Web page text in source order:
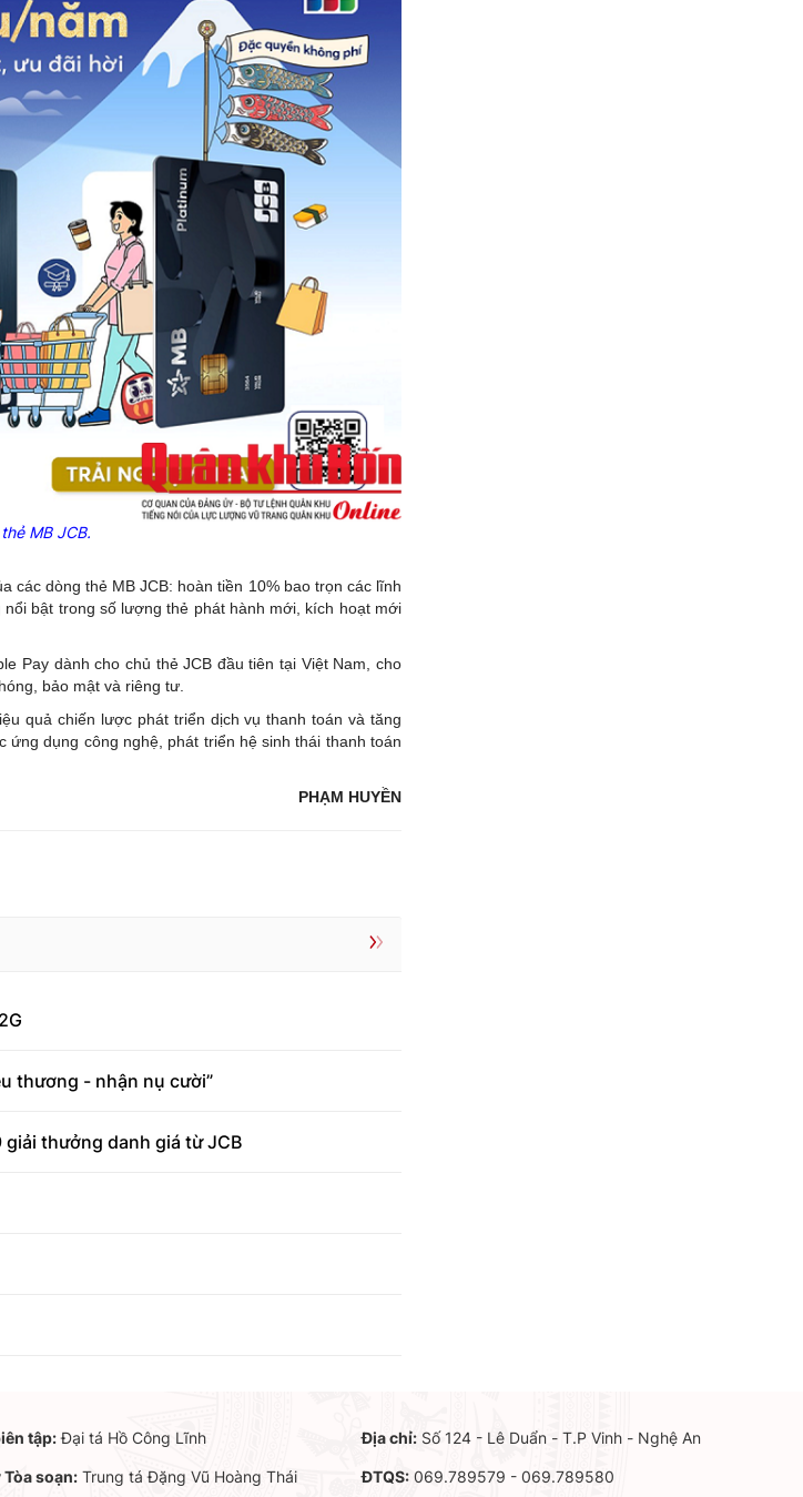
MB JCB.
các dòng thẻ MB JCB: hoàn tiền 10% bao trọn các lĩnh
bật trong số lượng thẻ phát hành mới, kích hoạt mới
Pay dành cho chủ thẻ JCB đầu tiên tại Việt Nam, cho
bảo mật và riêng tư.
quả chiến lược phát triển dịch vụ thanh toán và tăng
dụng công nghệ, phát triển hệ sinh thái thanh toán
PHẠM HUYỀN
thương - nhận nụ cười”
thưởng danh giá từ JCB
tập:Đại tá Hồ Công Lĩnh
soạn:Trung tá Đặng Vũ Hoàng Thái
Địa chỉ:Số 124 - Lê Duẩn - T.P Vinh - Nghệ An
ĐTQS:069.789579 - 069.789580